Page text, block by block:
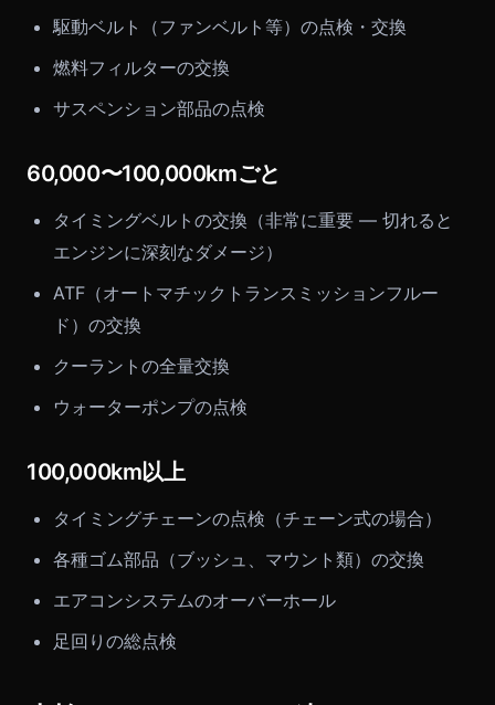
駆動ベルト（ファンベルト等）の点検・交換
燃料フィルターの交換
サスペンション部品の点検
60,000〜100,000kmごと
タイミングベルトの交換（非常に重要 — 切れると
エンジンに深刻なダメージ）
ATF（オートマチックトランスミッションフルー
ド）の交換
クーラントの全量交換
ウォーターポンプの点検
100,000km以上
タイミングチェーンの点検（チェーン式の場合）
各種ゴム部品（ブッシュ、マウント類）の交換
エアコンシステムのオーバーホール
足回りの総点検